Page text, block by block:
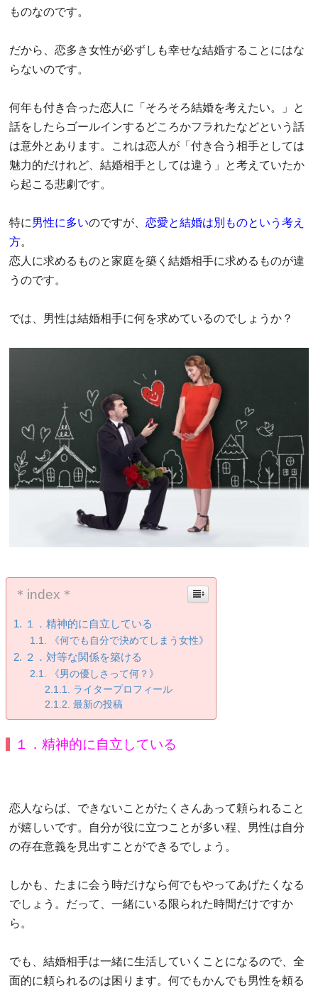
ものなのです。
だから、恋多き女性が必ずしも幸せな結婚することにはな
らないのです。
何年も付き合った恋人に「そろそろ結婚を考えたい。」と
話をしたらゴールインするどころかフラれたなどという話
は意外とあります。これは恋人が「付き合う相手としては
魅力的だけれど、結婚相手としては違う」と考えていたか
ら起こる悲劇です。
特に男性に多いのですが、 恋愛と結婚は別ものという考え
方。
恋人に求めるものと家庭を築く結婚相手に求めるものが違
うのです。
では、男性は結婚相手に何を求めているのでしょうか？
＊index＊
１．精神的に自立している
《何でも自分で決めてしまう女性》
２．対等な関係を築ける
《男の優しさって何？》
ライタープロフィール
最新の投稿
１．精神的に自立している
恋人ならば、できないことがたくさんあって頼られること
が嬉しいです。自分が役に立つことが多い程、男性は自分
の存在意義を見出すことができるでしょう。
しかも、たまに会う時だけなら何でもやってあげたくなる
でしょう。だって、一緒にいる限られた時間だけですか
ら。
でも、結婚相手は一緒に生活していくことになるので、全
面的に頼られるのは困ります。何でもかんでも男性を頼る